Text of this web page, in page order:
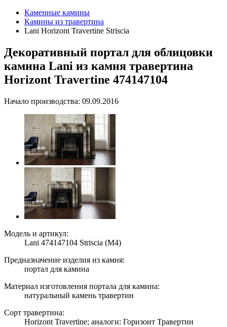
Каменные камины
Камины из травертина
Lani Horizont Travertine Striscia
Декоративный портал для облицовки
камина Lani из камня травертина
Horizont Travertine 474147104
Начало производства: 09.09.2016
Модель и артикул:
Lani 474147104 Striscia (M4)
Предназначение изделия из камня:
портал для камина
Материал изготовления портала для камина:
натуральный камень травертин
Сорт травертина:
Horizont Travertine; аналоги: Горизонт Травертин